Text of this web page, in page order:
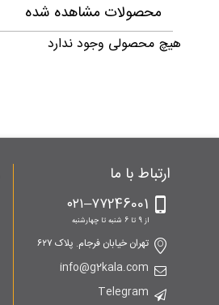
محصولات مشاهده شده
هیچ محصولی وجود ندارد
ارتباط با ما
۷۷246001–۰۲۱
از 9 تا 6 شنبه تا چهارشنبه
تهران خیابان فرجام. پلاک ۶۲۷
info@g2kala.com
Telegram